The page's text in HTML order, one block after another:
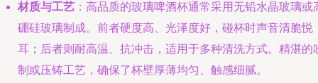
材质与工艺 ：高品质的玻璃啤酒杯通常采用无铅水晶玻璃或
硼硅玻璃制成。前者硬度高、光泽度好，碰杯时声音清脆悦
耳；后者则耐高温、抗冲击，适用于多种清洗方式。精湛的
制或压铸工艺，确保了杯壁厚薄均匀、触感细腻。